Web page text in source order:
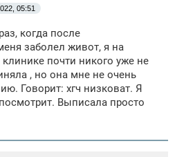
05:51
когда после
заболел живот, я на
почти никого уже не
, но она мне не очень
Говорит: хгч низковат. Я
Выписала просто